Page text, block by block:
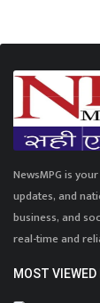
NewsMPG is
updates, and
business, and
real-time and
MOST